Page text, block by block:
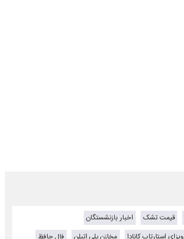
قیمت تشک
اخبار بازنشستگان